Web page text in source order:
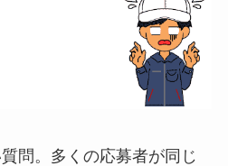
問。多くの応募者が同じ